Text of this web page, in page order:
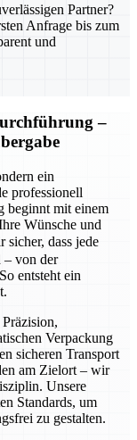
Partner?
Anfrage bis zum
und
–
ein
professionell
beginnt mit einem
Wünsche und
dass jede
– von der
entsteht ein
Verpackung
sicheren Transport
am Zielort – wir
Unsere
Standards, um
zu gestalten.